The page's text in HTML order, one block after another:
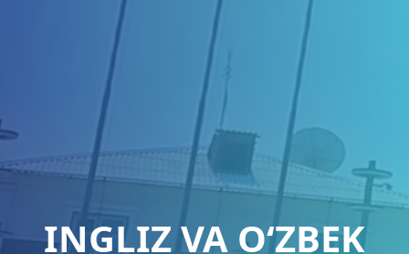
INGLIZ VA O‘ZBEK